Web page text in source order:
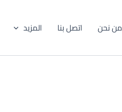
من نحن اتصل بنا المزيد